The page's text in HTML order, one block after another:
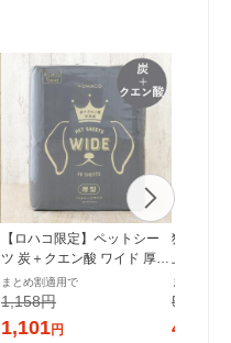
【ロハコ限定】ペットシー
ツ 炭＋クエン酸 ワイド 厚型
プレミアム 国産 40枚 1袋 ペ
ットシート オリジナル
まとめ割適用で
1,158円
1,101円
猫砂 ニ
上用 鉱
オンペッ
まとめ割適
5,240円
4,978